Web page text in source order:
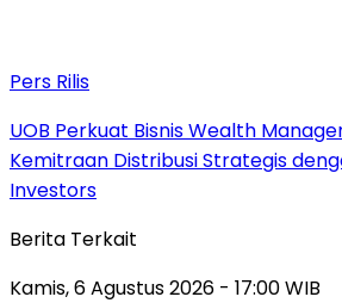
Pers Rilis
UOB Perkuat Bisnis Wealth
Kemitraan Distribusi Strategis
Investors
Berita Terkait
Kamis, 6 Agustus 2026 - 17:00 WIB